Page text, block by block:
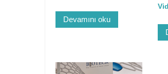
Devamını oku